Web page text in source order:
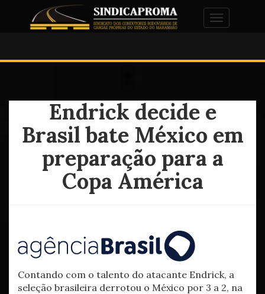
Alternar
Endrick decide e
Brasil bate México em
preparação para a
Copa América
Contando com o talento do atacante Endrick, a
seleção brasileira derrotou o México por 3 a 2, na